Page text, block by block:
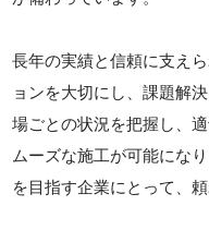
長年の実績と信頼に支え
ョンを大切にし、課題解
場ごとの状況を把握し、
ムーズな施工が可能にな
を目指す企業にとって、